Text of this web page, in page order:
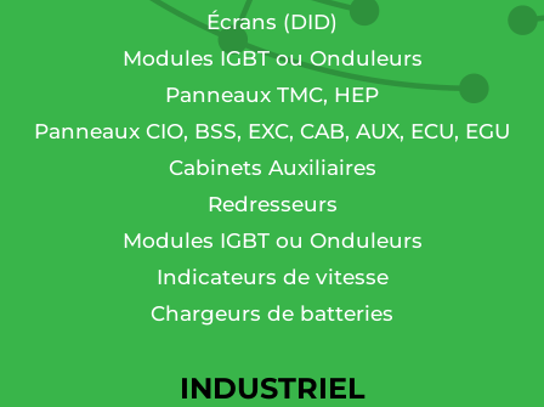
Écrans (DID)
Modules IGBT ou Onduleurs
Panneaux TMC, HEP
Panneaux CIO, BSS, EXC, CAB, AUX, ECU, EGU
Cabinets Auxiliaires
Redresseurs
Modules IGBT ou Onduleurs
Indicateurs de vitesse
Chargeurs de batteries
INDUSTRIEL